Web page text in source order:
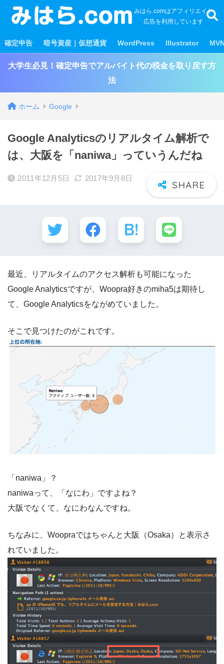
みはら.comはアフィリエイト
広告を利用しています
確定申告 暗号資産｜仮想通貨 WordPress Illustrator
大学生必見！確定申告でアルバイト代の税金を取り戻す方
法
ホーム Google
Google Analyticsのリアルタイム解析で
は、大阪を「naniwa」っていうんだね
2011年12月5日 2017年9月8日
最近、リアルタイムのアクセス解析も可能になった
Google Analyticsですが、Woopra好きのmiha5は期待し
て、Google Analyticsをながめていました。
そこで見つけたのがこれです。
「naniwa」？
naniwaって、「なにわ」ですよね？
大阪でなくて、なにわなんですね。
ちなみに、Woopraではちゃんと大阪（Osaka）と表示さ
れていました。